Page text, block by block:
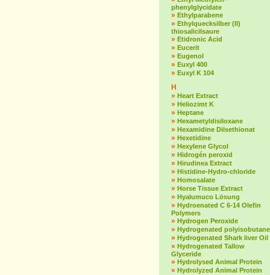
phenylglycidate
» Ethylparabene
» Ethylquecksilber (II)
thiosalicilsaure
» Etidronic Acid
» Eucerit
» Eugenol
» Euxyl 400
» Euxyl K 104
H
» Heart Extract
» Heliozimt K
» Heptane
» Hexametyldisiloxane
» Hexamidine Diisethionat
» Hexetidine
» Hexylene Glycol
» Hidrogén peroxid
» Hirudinea Extract
» Histidine-Hydro-chloride
» Homosalate
» Horse Tissue Extract
» Hyalumuco Lösung
» Hydroenated C 6-14 Olefin
Polymers
» Hydrogen Peroxide
» Hydrogenated polyisobutane
» Hydrogenated Shark liver Oil
» Hydrogenated Tallow
Glyceride
» Hydrolysed Animal Protein
» Hydrolyzed Animal Protein